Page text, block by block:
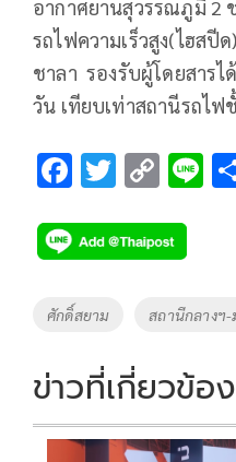
อากาศยานสุวรรณภูมิ 2
รถไฟความเร็วสูง(ไฮสปี
ชาลา รองรับผู้โดยสาร
วัน เทียบเท่าสถานีรถไ
F
e
b
o
k
T
tt
er
C
p
y
Li
k
Li
Tags
ศักดิ์สยาม สถานีกลางฯ-
ข่าวที่เกี่ยวข้อง